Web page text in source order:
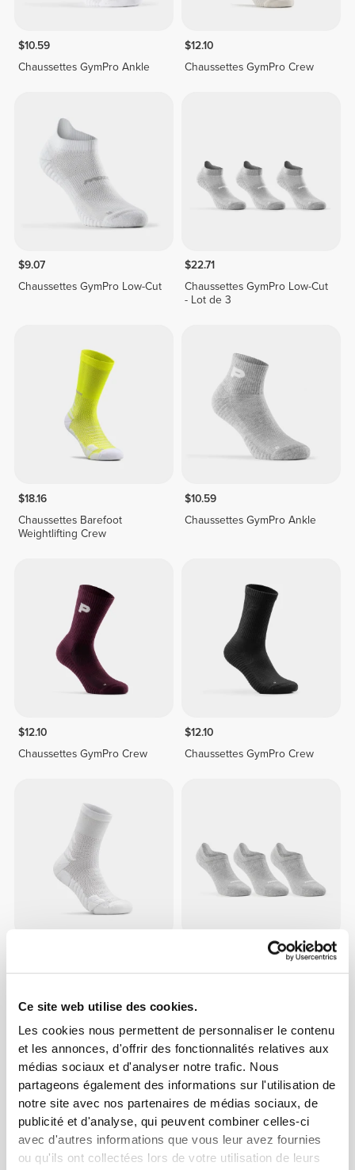
Ce site web utilise des cookies.
Les cookies nous permettent de personnaliser le contenu
et les annonces, d'offrir des fonctionnalités relatives aux
médias sociaux et d'analyser notre trafic. Nous
partageons également des informations sur l'utilisation de
notre site avec nos partenaires de médias sociaux, de
publicité et d'analyse, qui peuvent combiner celles-ci
avec d'autres informations que vous leur avez fournies
ou qu'ils ont collectées lors de votre utilisation de leurs
$10.59
Chaussettes GymPro Ankle
$12.10
Chaussettes GymPro Crew
$9.07
Chaussettes GymPro Low-Cut
$22.71
Chaussettes GymPro Low-Cut
- Lot de 3
$18.16
Chaussettes Barefoot
Weightlifting Crew
$10.59
Chaussettes GymPro Ankle
$12.10
Chaussettes GymPro Crew
$12.10
Chaussettes GymPro Crew
Chaussettes Barefoot
Chaussettes GymPro No-
NOUVEAUTÉ